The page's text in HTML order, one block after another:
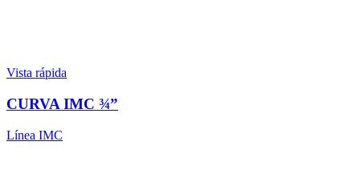
Vista rápida
CURVA IMC ¾”
Línea IMC